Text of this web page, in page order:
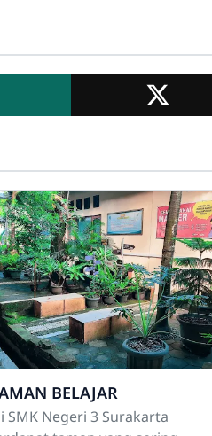
BELAJAR
SMK Negeri 3 Surakarta